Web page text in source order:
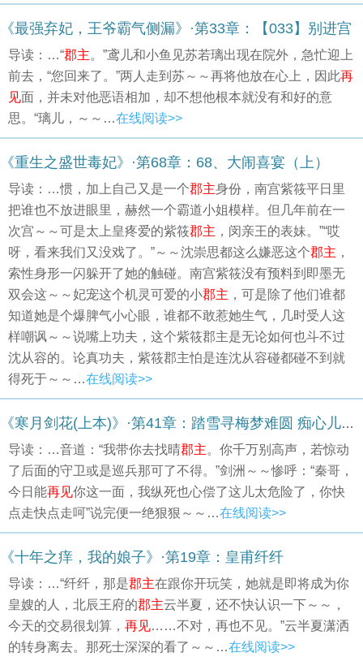
《最强弃妃，王爷霸气侧漏》·第33章：【033】别进宫
导读：…“郡主。”鸢儿和小鱼见苏若璃出现在院外，急忙迎上
前去，“您回来了。”两人走到苏～～再将他放在心上，因此再
见面，并未对他恶语相加，却不想他根本就没有和好的意
思。“璃儿，～～…在线阅读>>
《重生之盛世毒妃》·第68章：68、大闹喜宴（上）
导读：…惯，加上自己又是一个郡主身份，南宫紫筱平日里
把谁也不放进眼里，赫然一个霸道小姐模样。但几年前在一
次宫～～可是太上皇疼爱的紫筱郡主 ，闵亲王的表妹。”“哎
呀，看来我们又没戏了。”～～沈崇思都这么嫌恶这个郡主 ，
索性身形一闪躲开了她的触碰。南宫紫筱没有预料到即墨无
双会这～～妃宠这个机灵可爱的小郡主 ，可是除了他们谁都
知道她是个爆脾气小心眼，谁都不敢惹她生气，几时受人这
样嘲讽～～说嘴上功夫，这个紫筱郡主是无论如何也斗不过
沈从容的。论真功夫，紫筱郡主怕是连沈从容碰都碰不到就
得死于～～…在线阅读>>
《寒月剑花(上本)》·第41章：踏雪寻梅梦难圆 痴心儿女古来多16
导读：…音道：“我带你去找晴郡主。你千万别高声，若惊动
了后面的守卫或是巡兵那可了不得。”剑洲～～惨呼：“秦哥，
今日能再见你这一面，我纵死也心偿了这儿太危险了，你快
点走快点走呵”说完便一绝狠狠～～…在线阅读>>
《十年之痒，我的娘子》·第19章：皇甫纤纤
导读：…“纤纤，那是郡主在跟你开玩笑，她就是即将成为你
皇嫂的人，北辰王府的郡主云半夏，还不快认识一下～～，
今天的交易很划算， 再见……不对，再也不见。”云半夏潇洒
的转身离去。那死士深深的看了～～…在线阅读>>